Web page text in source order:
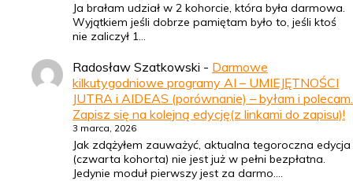
Ja brałam udział w 2 kohorcie, która była darmowa.
Wyjątkiem jeśli dobrze pamiętam było to, jeśli ktoś
nie zaliczył 1…
Radosław Szatkowski - Darmowe
kilkutygodniowe programy AI – UMIEJĘTNOŚCI
JUTRA i AIDEAS (porównanie) – byłam i polecam.
Zapisz się na kolejną edycję(z linkami do zapisu)!
3 marca, 2026
Jak zdążyłem zauważyć, aktualna tegoroczna edycja
(czwarta kohorta) nie jest już w pełni bezpłatna.
Jedynie moduł pierwszy jest za darmo.…